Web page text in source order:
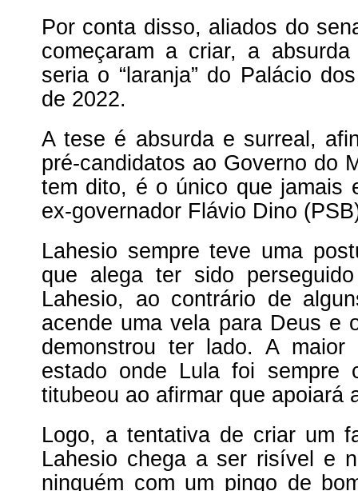
Por conta disso, aliados do
começaram a criar, a
seria o “laranja” do Palácio
de 2022.
A tese é absurda e surreal,
pré-candidatos ao Governo do
tem dito, é o único que jamais
ex-governador Flávio Dino
Lahesio sempre teve uma
que alega ter sido
Lahesio, ao contrário de
acende uma vela para Deus e
demonstrou ter lado. A
estado onde Lula foi sempre
titubeou ao afirmar que apoiará
Logo, a tentativa de criar um
Lahesio chega a ser risível e
ninguém com um pingo de